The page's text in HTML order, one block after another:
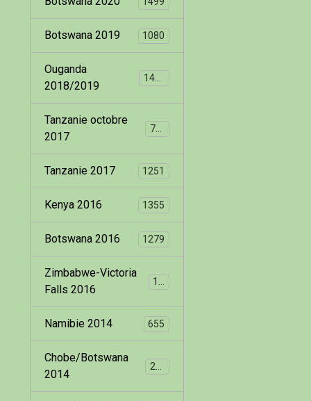
Botswana 2019 1080
Ouganda
2018/2019
Tanzanie octobre
2017
799
Tanzanie 2017 1251
Kenya 2016 1355
Botswana 2016 1279
Zimbabwe-Victoria
Falls 2016
Namibie 2014 655
Chobe/Botswana
2014